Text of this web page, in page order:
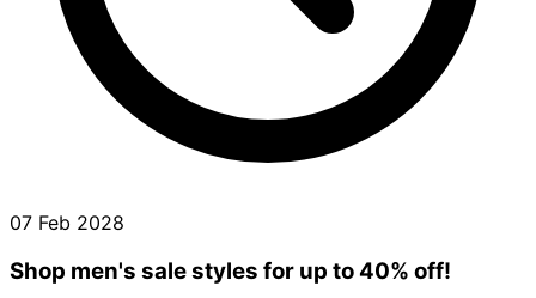
07 Feb 2028
Shop men's sale styles for up to 40% off!